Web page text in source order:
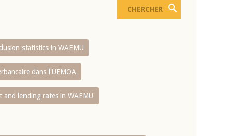
statistics in WAEMU
dans l'UEMOA
and lending rates in WAEMU